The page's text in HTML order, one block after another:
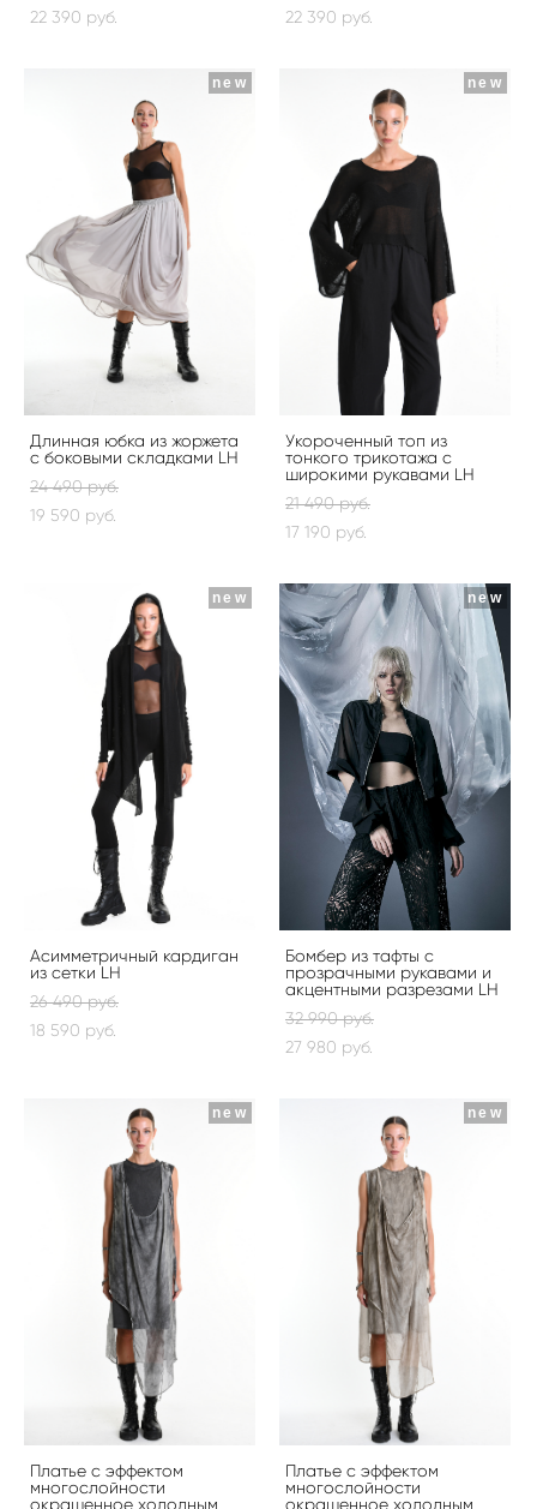
22 390 pуб.
22 390 pуб.
new
Длинная юбка из жоржета
с боковыми складками LH
24 490 pуб.
19 590 pуб.
new
Укороченный топ из
тонкого трикотажа с
широкими рукавами LH
21 490 pуб.
17 190 pуб.
new
Асимметричный кардиган
из сетки LH
26 490 pуб.
18 590 pуб.
new
Бомбер из тафты с
прозрачными рукавами и
акцентными разрезами LH
32 990 pуб.
27 980 pуб.
new
Платье с эффектом
многослойности
окрашенное холодным
new
Платье с эффектом
многослойности
окрашенное холодным